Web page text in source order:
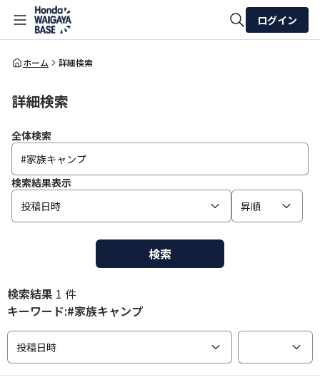
全体検索
ログイン
ホーム 詳細検索
詳細検索
全体検索
検索結果表示
投稿日時
昇順
検索
検索結果 1 件
キーワード:#家族キャンプ
投稿日時